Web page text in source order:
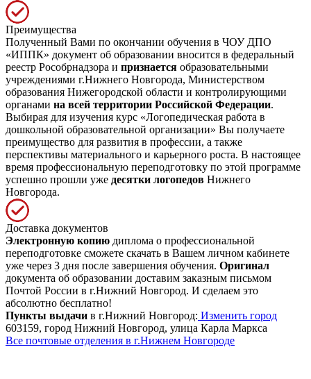
Преимущества
Полученный Вами по окончании обучения в ЧОУ ДПО
«ИППК» документ об образовании вносится в федеральный
реестр Рособрнадзора и признается образовательными
учреждениями г.Нижнего Новгорода, Министерством
образования Нижегородской области и контролирующими
органами на всей территории Российской Федерации.
Выбирая для изучения курс «Логопедическая работа в
дошкольной образовательной организации» Вы получаете
преимущество для развития в профессии, а также
перспективы материального и карьерного роста. В настоящее
время профессиональную переподготовку по этой программе
успешно прошли уже десятки логопедов Нижнего
Новгорода.
Доставка документов
Электронную копию диплома о профессиональной
переподготовке сможете скачать в Вашем личном кабинете
уже через 3 дня после завершения обучения. Оригинал
документа об образовании доставим заказным письмом
Почтой России в г.Нижний Новгород. И сделаем это
абсолютно бесплатно!
Пункты выдачи в г.Нижний Новгород: Изменить город
603159, город Нижний Новгород, улица Карла Маркса
Все почтовые отделения в г.Нижнем Новгороде